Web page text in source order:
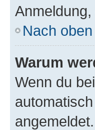
Nach oben
Warum
Wenn du